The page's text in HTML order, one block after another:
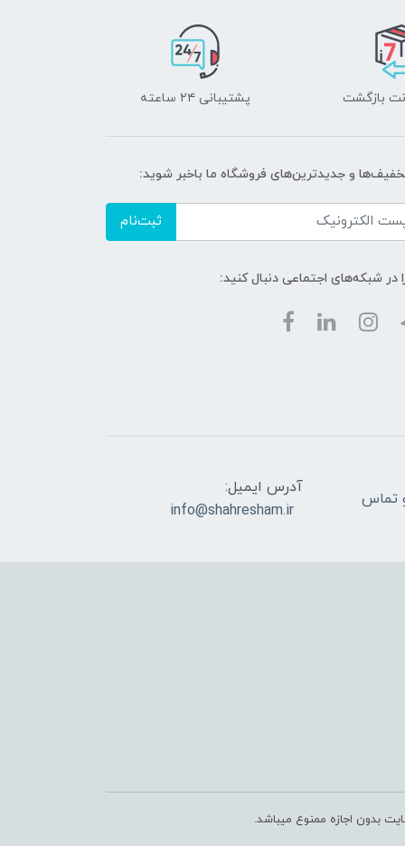
پشتیبانی ۲۴ ساعته
و جدیدترین‌های فروشگاه ما باخبر شوید:
ثبت‌نام
در شبکه‌های اجتماعی دنبال کنید:
و تماس
آدرس ایمیل:
info@shahresham.ir
بدون اجازه ممنوع میباشد.